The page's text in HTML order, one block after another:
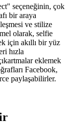
seçeneğinin, çok
bir araya
ve stilize
olarak, selfie
için akıllı bir yüz
hızla
eklemek
Facebook,
paylaşabilirler.